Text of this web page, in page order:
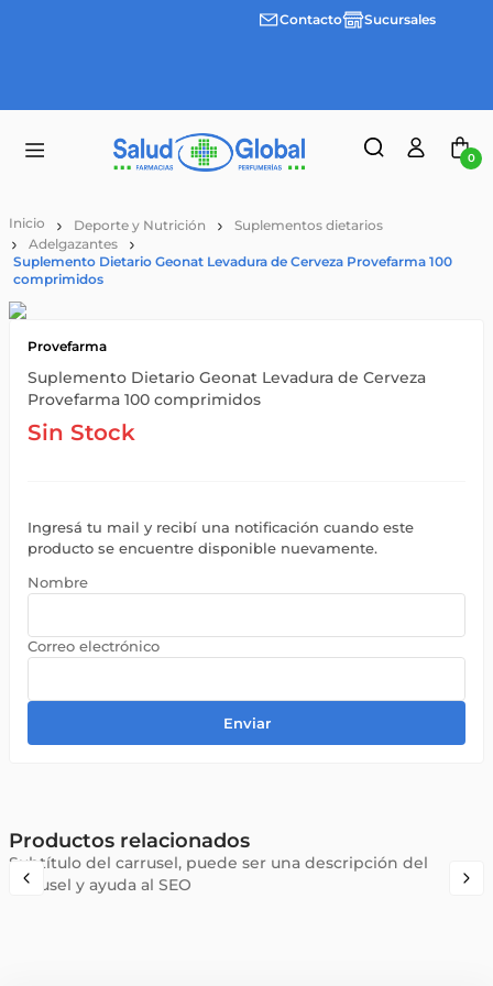
Envíos
3 cuotas Contacto Sucursales
0
Deporte y Nutrición
Suplementos dietarios
Adelgazantes
Suplemento Dietario Geonat Levadura de Cerveza Provefarma 100
comprimidos
Provefarma
Suplemento Dietario Geonat Levadura de Cerveza
Provefarma 100 comprimidos
Sin Stock
Ingresá tu mail y recibí una notificación cuando este
producto se encuentre disponible nuevamente.
Enviar
Productos relacionados
Subtítulo del carrusel, puede ser una descripción del
carrusel y ayuda al SEO